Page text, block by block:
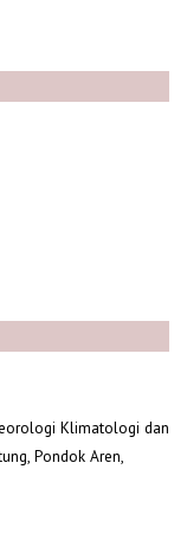
Klimatologi dan
Pondok Aren,